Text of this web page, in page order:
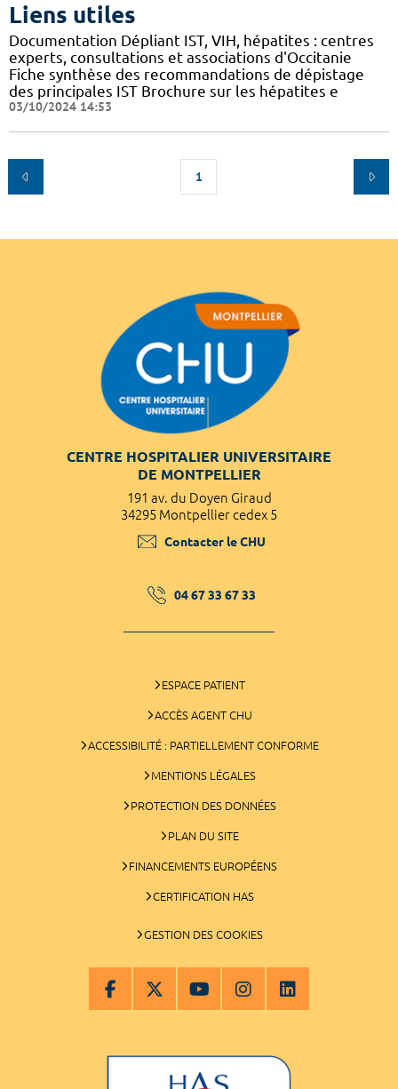
Liens utiles
Documentation Dépliant IST, VIH, hépatites : centres
experts, consultations et associations d'Occitanie
Fiche synthèse des recommandations de dépistage
des principales IST Brochure sur les hépatites e
03/10/2024 14:53
1
CENTRE HOSPITALIER UNIVERSITAIRE
DE MONTPELLIER
191 av. du Doyen Giraud
34295 Montpellier cedex 5
Contacter le CHU
04 67 33 67 33
ESPACE PATIENT
ACCÈS AGENT CHU
ACCESSIBILITÉ : PARTIELLEMENT CONFORME
MENTIONS LÉGALES
PROTECTION DES DONNÉES
PLAN DU SITE
FINANCEMENTS EUROPÉENS
CERTIFICATION HAS
GESTION DES COOKIES